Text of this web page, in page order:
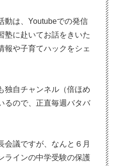
動は、Youtubeでの発信
塾に赴いてお話をきいた
報や子育てハックをシェ
独自チャンネル（倍ほめ
るので、正直毎週バタバ
会議ですが、なんと６月
ラインの中学受験の保護